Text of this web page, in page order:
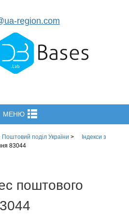
region.com
МЕНЮ
Поштовий поділ України >
Індекси з
83044
поштового